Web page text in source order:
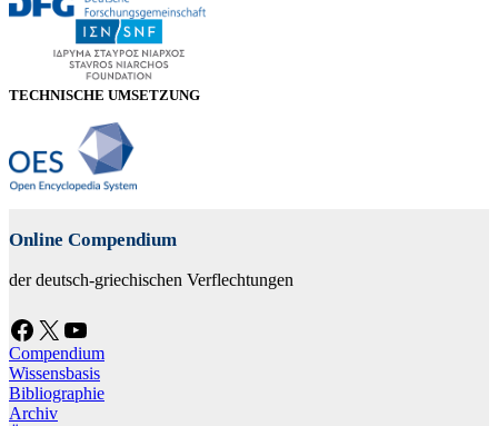
TECHNISCHE UMSETZUNG
Online Compendium
der deutsch-griechischen Verflechtungen
Facebook X YouTube
Compendium
Wissensbasis
Bibliographie
Archiv